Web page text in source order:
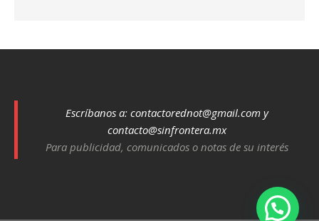
Escríbanos a: contactorednot@gmail.comy
contacto@sinfrontera.mx
Para publicidad, comunicados o notas de su interés